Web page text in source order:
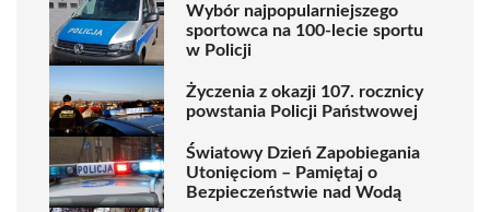
Wybór najpopularniejszego
sportowca na 100-lecie sportu
w Policji
Życzenia z okazji 107. rocznicy
powstania Policji Państwowej
Światowy Dzień Zapobiegania
Utonięciom – Pamiętaj o
Bezpieczeństwie nad Wodą